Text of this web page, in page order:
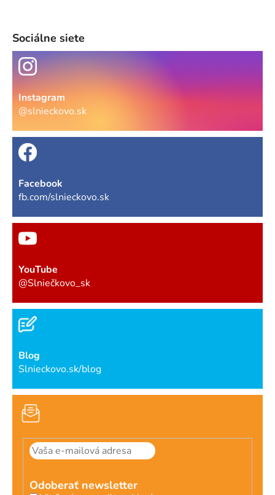
Sociálne siete
Instagram
@slnieckovo.sk
Facebook
fb.com/slnieckovo.sk
YouTube
@Slniečkovo_sk
Blog
Slnieckovo.sk/blog
Odoberať newsletter